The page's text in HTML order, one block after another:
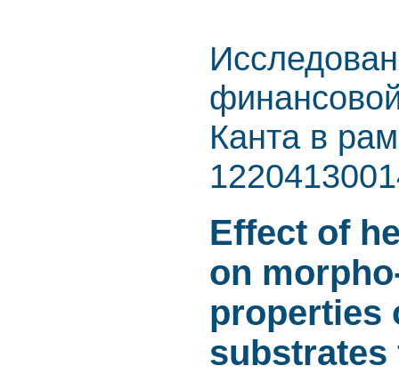
Канта в
Effect of
on
properties
substrates